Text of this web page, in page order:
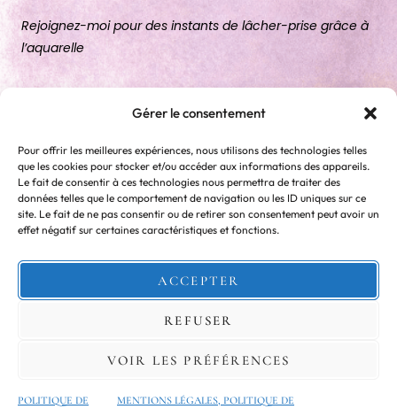
Gérer le consentement
Pour offrir les meilleures expériences, nous utilisons des technologies telles
que les cookies pour stocker et/ou accéder aux informations des appareils.
Le fait de consentir à ces technologies nous permettra de traiter des
données telles que le comportement de navigation ou les ID uniques sur ce
site. Le fait de ne pas consentir ou de retirer son consentement peut avoir un
effet négatif sur certaines caractéristiques et fonctions.
ACCEPTER
REFUSER
VOIR LES PRÉFÉRENCES
POLITIQUE DE
MENTIONS LÉGALES, POLITIQUE DE
Rejoignez-moi pour des instants de lâcher-prise grâce à
l’aquarelle
ATELIERS
EBOOKS
CONTACT
hello.lespetitesmainsroses@gmail.com